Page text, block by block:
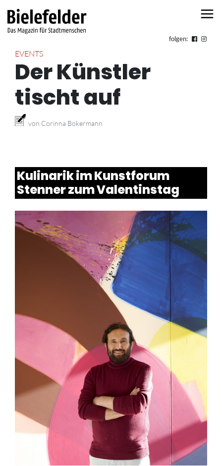
folgen:
EVENTS
Der Künstler
tischt auf
von Corinna Bokermann
Kulinarik im Kunstforum
Stenner zum Valentinstag